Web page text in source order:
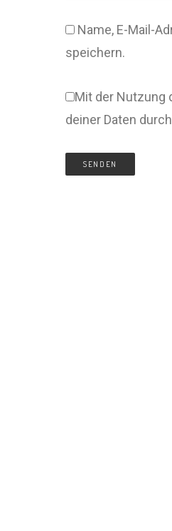
Name, E-Mail-
speichern.
Mit der Nutzung
deiner Daten